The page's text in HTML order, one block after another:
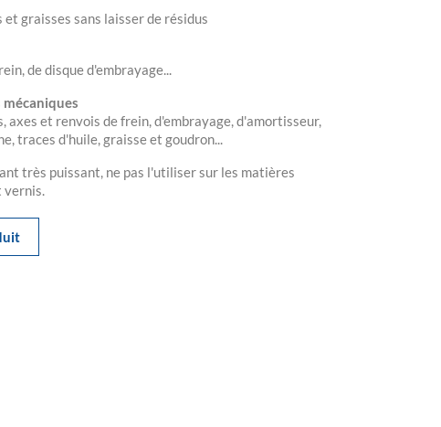
graisses sans laisser de résidus
de disque d'embrayage...
mécaniques
axes et renvois de frein, d'embrayage, d'amortisseur,
traces d'huile, graisse et goudron...
très puissant, ne pas l'utiliser sur les matières
vernis.